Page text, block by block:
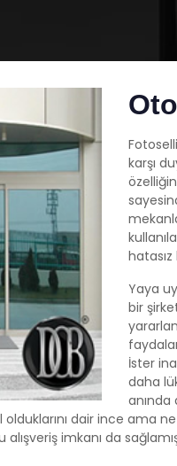
karşı
Yaya
bir
İster
daha
anında
dair ince ama
alışveriş imkanı da